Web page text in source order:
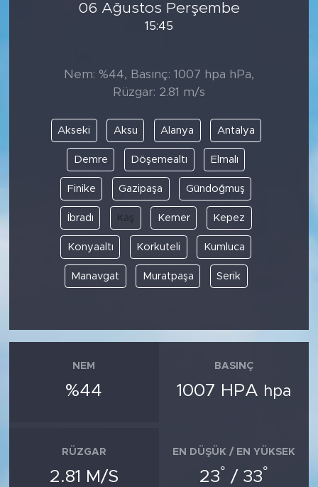
06 Ağustos Perşembe
15:45
Nem: %44, Basınç: 1007 hpa hPa,
Rüzgar: 2.81 m/s
Akseki Aksu Alanya Antalya
Demre Döşemealtı Elmalı
Finike Gazipaşa Gündoğmuş
İbradı Kaş Kemer Kepez
Konyaaltı Korkuteli Kumluca
Manavgat Muratpaşa Serik
NEM
%44
BASINÇ
1007 HPA hpa
RÜZGAR
2.81 M/S
EN DÜŞÜK / EN YÜKSEK
23° / 33°
DİNİ
POLİTİKA
EKONOMİ
SPOR
KÜLTÜR SANAT
YAŞAM
KADIN
SİYASET
MEDYA KÖŞESİ